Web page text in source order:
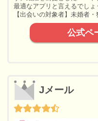
最適なアプリと言えるでしょ
【出会いの対象者】未婚者・
公式ペ
Jメール